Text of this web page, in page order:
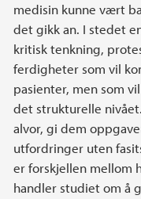
medisin kunne vært
det gikk an. I stedet
kritisk tenkning,
ferdigheter som vil
pasienter, men som
det strukturelle
alvor, gi dem
utfordringer uten
er forskjellen mellom
handler studiet om å